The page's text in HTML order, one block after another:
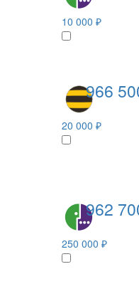
10 000 ₽
966
20 000 ₽
962
250 000 ₽